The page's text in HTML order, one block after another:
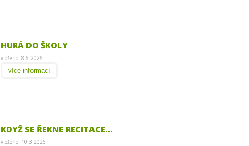
HURÁ DO ŠKOLY
vloženo: 8.6.2026
více informací
KDYŽ SE ŘEKNE RECITACE...
vloženo: 10.3.2026